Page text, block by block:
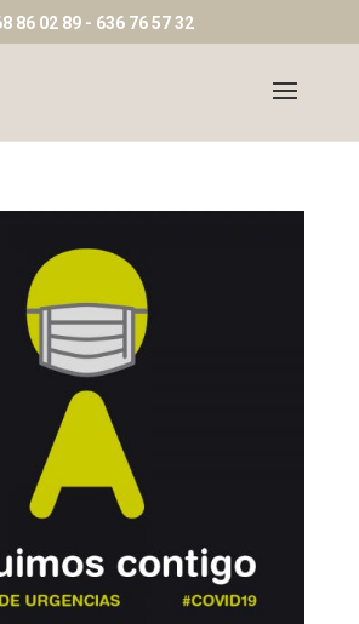
86 02 89 - 636 76 57 32